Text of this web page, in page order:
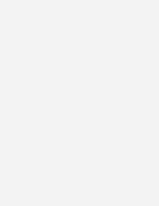
gleich an das Gerät
sprich
acht Räume regeln. Bei
ich die Kunden
genutzten Räumen die
es denn häufig noch zu